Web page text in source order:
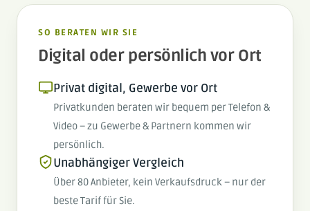
SO BERATEN WIR SIE
Digital oder persönlich vor Ort
Privat digital, Gewerbe vor Ort
Privatkunden beraten wir bequem per Telefon &
Video – zu Gewerbe & Partnern kommen wir
persönlich.
Unabhängiger Vergleich
Über 80 Anbieter, kein Verkaufsdruck – nur der
beste Tarif für Sie.